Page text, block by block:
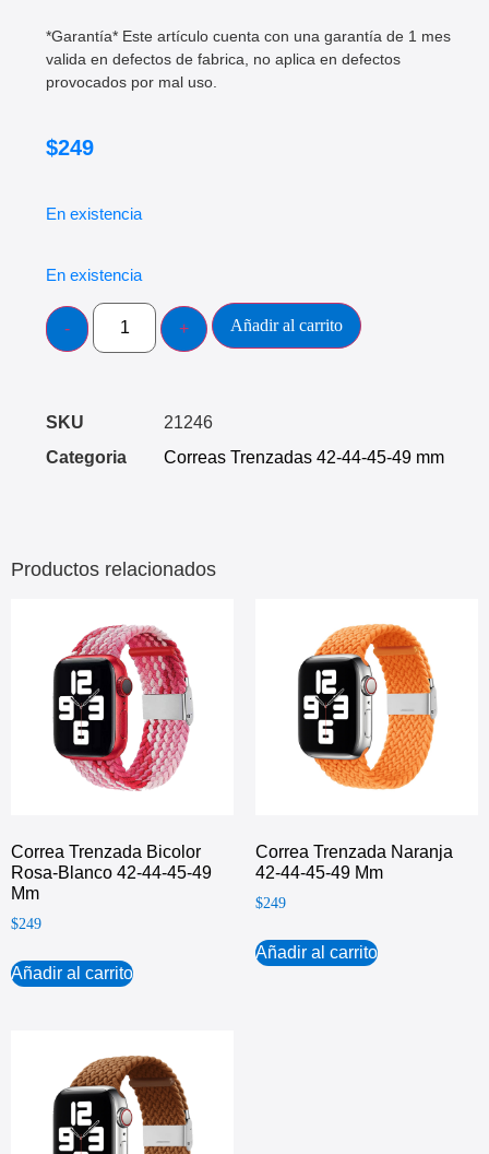
*Garantía* Este artículo cuenta con una garantía de 1 mes
valida en defectos de fabrica, no aplica en defectos
provocados por mal uso.
$249
En existencia
En existencia
Añadir al carrito
SKU
21246
Categoria
Correas Trenzadas 42-44-45-49 mm
Productos relacionados
Correa Trenzada Bicolor
Rosa-Blanco 42-44-45-49
Mm
$249
Añadir al carrito
Correa Trenzada Naranja
42-44-45-49 Mm
$249
Añadir al carrito